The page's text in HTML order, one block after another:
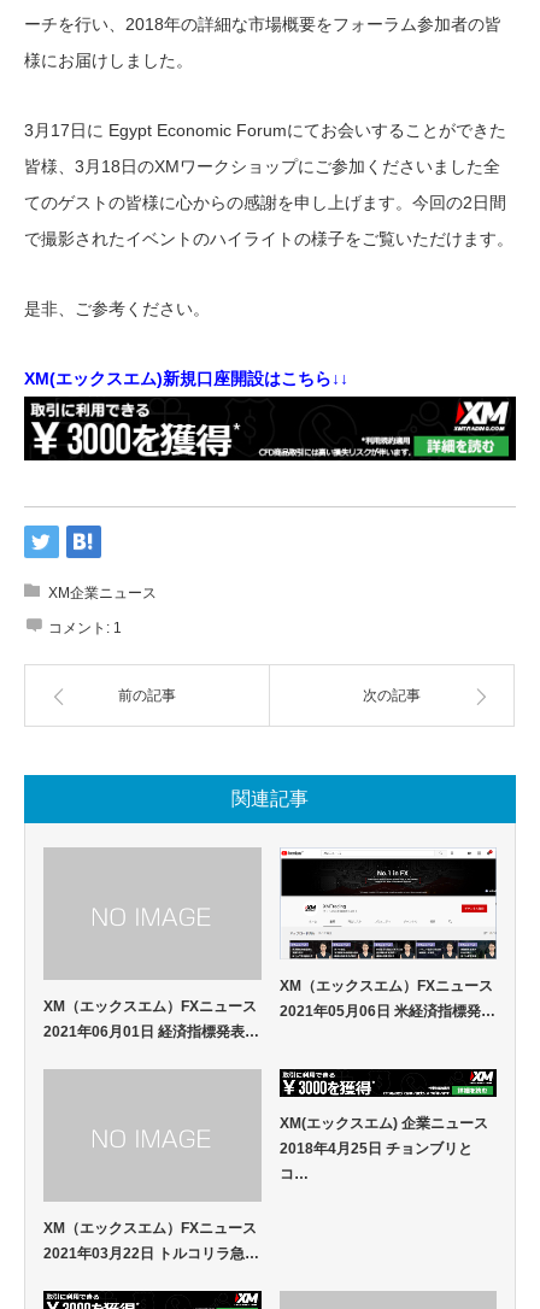
ーチを行い、2018年の詳細な市場概要をフォーラム参加者の皆
様にお届けしました。
3月17日に Egypt Economic Forumにてお会いすることができた
皆様、3月18日のXMワークショップにご参加くださいました全
てのゲストの皆様に心からの感謝を申し上げます。今回の2日間
で撮影されたイベントのハイライトの様子をご覧いただけます。
是非、ご参考ください。
XM(エックスエム)新規口座開設はこちら↓↓
XM企業ニュース
コメント: 1
前の記事 次の記事
関連記事
XM（エックスエム）FXニュース
2021年06月01日 経済指標発表…
XM（エックスエム）FXニュース
2021年05月06日 米経済指標発…
XM（エックスエム）FXニュース
2021年03月22日 トルコリラ急…
XM(エックスエム) 企業ニュース
2018年4月25日 チョンブリと
コ…